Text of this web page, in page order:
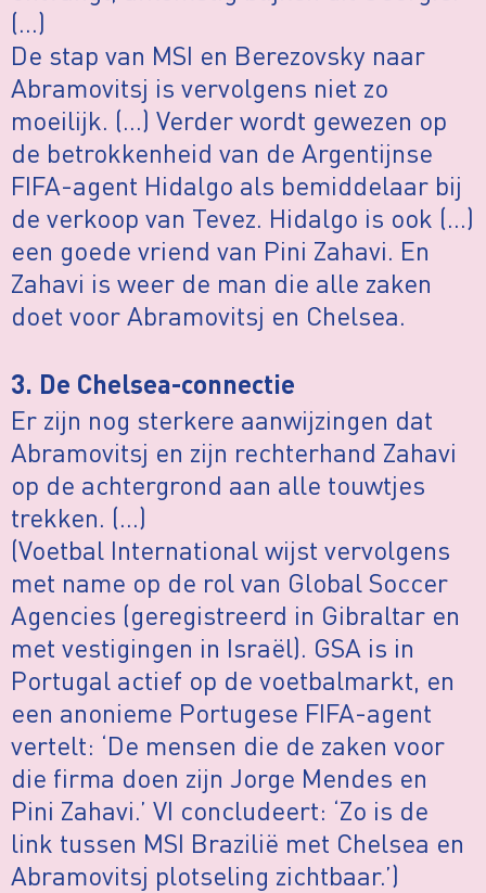
(…)
De stap van MSI en Berezovsky naar
Abramovitsj is vervolgens niet zo
moeilijk. (…) Verder wordt gewezen op
de betrokkenheid van de Argentijnse
FIFA-agent Hidalgo als bemiddelaar bij
de verkoop van Tevez. Hidalgo is ook (…)
een goede vriend van Pini Zahavi. En
Zahavi is weer de man die alle zaken
doet voor Abramovitsj en Chelsea.
3. De Chelsea-connectie
Er zijn nog sterkere aanwijzingen dat
Abramovitsj en zijn rechterhand Zahavi
op de achtergrond aan alle touwtjes
trekken. (…)
(Voetbal International wijst vervolgens
met name op de rol van Global Soccer
Agencies (geregistreerd in Gibraltar en
met vestigingen in Israël). GSA is in
Portugal actief op de voetbalmarkt, en
een anonieme Portugese FIFA-agent
vertelt: ‘De mensen die de zaken voor
die firma doen zijn Jorge Mendes en
Pini Zahavi.’ VI concludeert: ‘Zo is de
link tussen MSI Brazilië met Chelsea en
Abramovitsj plotseling zichtbaar.’)